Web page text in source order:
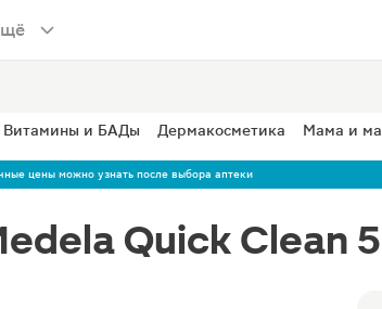
Витамины и БАДы Дермакосметика Мама и
цены можно узнать после выбора аптеки
Quick Clean